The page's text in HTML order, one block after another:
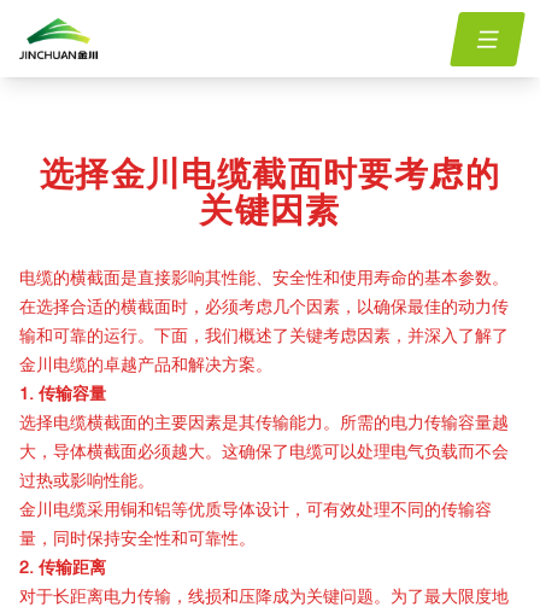
首
页
/menu.Blog
key-factors-to-consider-when-selecting-the-cross-section-of-
选择金川电缆截面时要考虑的
关键因素
电缆的横截面是直接影响其性能、安全性和使用寿命的基本参数。
在选择合适的横截面时，必须考虑几个因素，以确保最佳的动力传
输和可靠的运行。下面，我们概述了关键考虑因素，并深入了解了
金川电缆的卓越产品和解决方案。
1. 传输容量
选择电缆横截面的主要因素是其传输能力。所需的电力传输容量越
大，导体横截面必须越大。这确保了电缆可以处理电气负载而不会
过热或影响性能。
金川电缆采用铜和铝等优质导体设计，可有效处理不同的传输容
量，同时保持安全性和可靠性。
2. 传输距离
对于长距离电力传输，线损和压降成为关键问题。为了最大限度地